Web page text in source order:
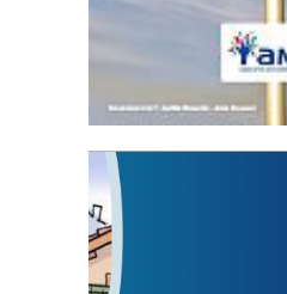
Statut de l’élu local
3 avril 2024
Mise à jour avril 2024
FEUILLETER